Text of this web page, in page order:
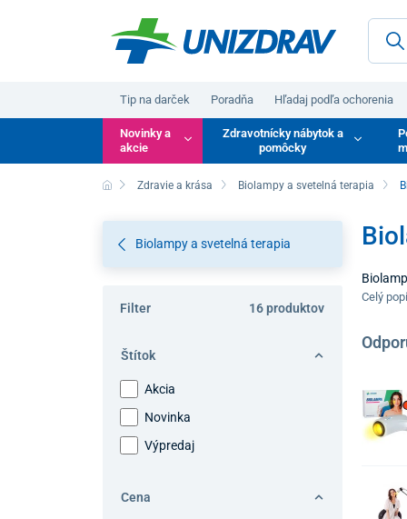
Tip na darček Poradňa Hľadaj podľa ochorenia
Novinky a
akcie
Zdravotnícky nábytok a
pomôcky
Zdravie a krása Biolampy a svetelná terapia
Biolampy a svetelná terapia
Filter 16 produktov
Štítok
Akcia
Novinka
Výpredaj
Cena
Celý